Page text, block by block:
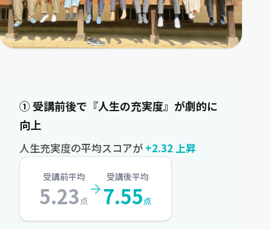
① 受講前後で『人生の充実度』が劇的に
向上
人生充実度の平均スコアが +2.32 上昇
受講前平均
5.23点
受講後平均
7.55点